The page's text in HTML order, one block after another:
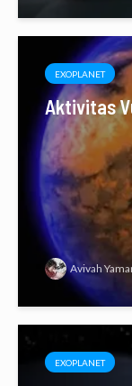
EXOPLANET
Aktivitas
Avivah
EXOPLANET